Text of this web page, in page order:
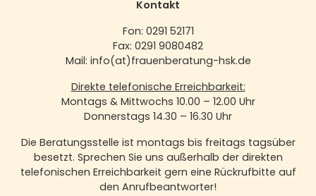
Kontakt
Fon: 0291 52171
Fax: 0291 9080482
Mail: info(at)frauenberatung-hsk.de
Direkte telefonische Erreichbarkeit:
Montags & Mittwochs 10.00 – 12.00 Uhr
Donnerstags 14.30 – 16.30 Uhr
Die Beratungsstelle ist montags bis freitags tagsüber
besetzt. Sprechen Sie uns außerhalb der direkten
telefonischen Erreichbarkeit gern eine Rückrufbitte auf
den Anrufbeantworter!